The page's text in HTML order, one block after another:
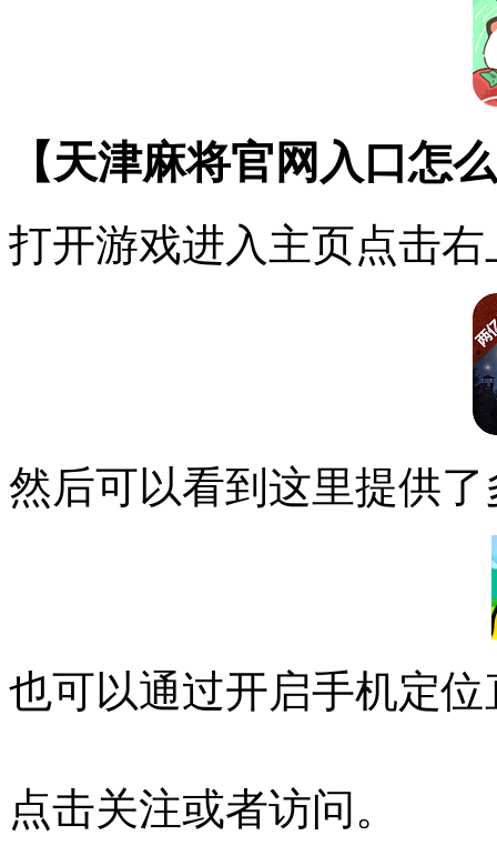
【天津麻将官网入口怎
打开游戏进入主页点击
然后可以看到这里提供
也可以通过开启手机定
点击关注或者访问。